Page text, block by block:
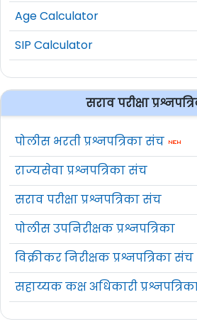
Age Calculator
SIP Calculator
सराव परीक्षा
पोलीस भरती प्रश्नपत्रिका संच
राज्यसेवा प्रश्नपत्रिका संच
सराव परीक्षा प्रश्नपत्रिका संच
पोलीस उपनिरीक्षक प्रश्नपत्रिका
विक्रीकर निरीक्षक प्रश्नपत्रिका संच
सहाय्यक कक्ष अधिकारी